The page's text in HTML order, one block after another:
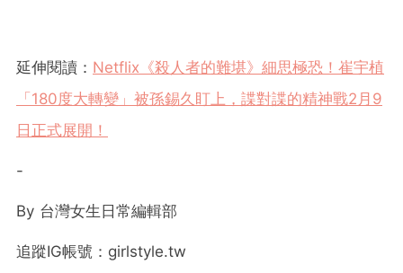
延伸閱讀： Netflix《殺人者的難堪》細思極恐！崔宇植
「180度大轉變」被孫錫久盯上，諜對諜的精神戰2月9
日正式展開！
-
By 台灣女生日常編輯部
追蹤IG帳號：girlstyle.tw